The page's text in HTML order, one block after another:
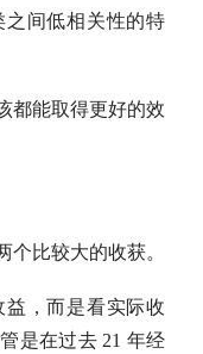
间低相关性的特
都能取得更好的效
比较大的收获。
，而是看实际收
是在过去 21 年经